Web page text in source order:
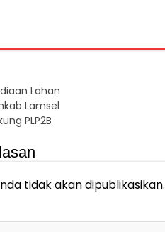
Lahan
Lamsel
PLP2B
tidak akan dipublikasikan.